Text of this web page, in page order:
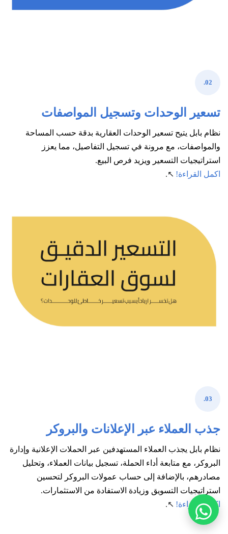
02.
تسعير الوحدات وتسجيل المواصفات
نظام بابل يتيح تسعير الوحدات العقارية بدقة حسب المساحة
والمواصفات، مع مرونة في تسجيل التفاصيل، مما يعزز
استراتيجيات التسعير ويزيد فرص البيع.
اكمل القراءة! ↖.
03.
جذب العملاء عبر الإعلانات والبروكر
نظام بابل يجذب العملاء المستهدفين عبر الحملات الإعلانية وإدارة
البروكر، مع متابعة أداء الحملة، تسجيل بيانات العملاء، وتحليل
مصادرهم، بالإضافة إلى حساب عمولات البروكر لتحسين
استراتيجيات التسويق وزيادة الاستفادة من الاستثمارات.
اكمل القراءة! ↖.